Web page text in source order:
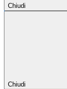
Chiudi
Chiudi